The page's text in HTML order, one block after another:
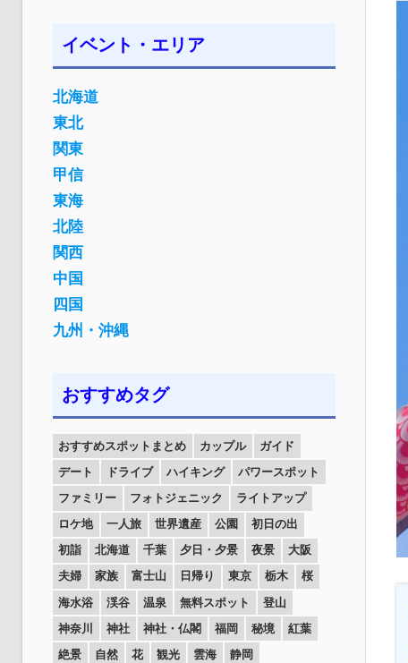
イベント・エリア
北海道
東北
関東
甲信
東海
北陸
関西
中国
四国
九州・沖縄
おすすめタグ
おすすめスポットまとめ カップル
ガイド
デート
ドライブ ハイキング
パワースポット
ファミリー
フォトジェニック
ライトアップ
ロケ地
一人旅 世界遺産 公園
初日の出
初詣
北海道 千葉 夕日・夕景 夜景
大阪
夫婦
家族 富士山 日帰り 東京 栃木
桜
海水浴
渓谷 温泉 無料スポット
登山
神奈川
神社 神社・仏閣 福岡 秘境
紅葉
絶景
自然 花 観光 雲海 静岡